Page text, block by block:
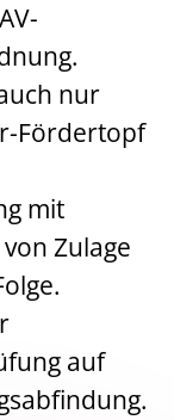
nur
Fördertopf
mit
Zulage
auf